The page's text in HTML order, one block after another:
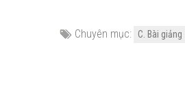
Chuyên mục: C. Bài giảng